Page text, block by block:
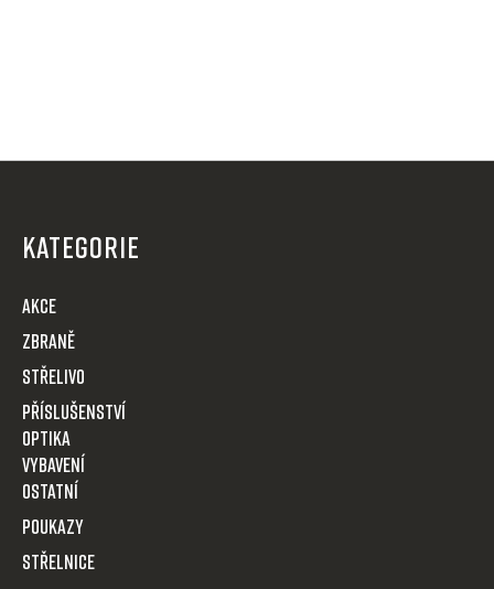
KATEGORIE
AKCE
Zbraně
Střelivo
Příslušenství
Optika
VYBAVENÍ
OSTATNÍ
POUKAZY
STŘELNICE